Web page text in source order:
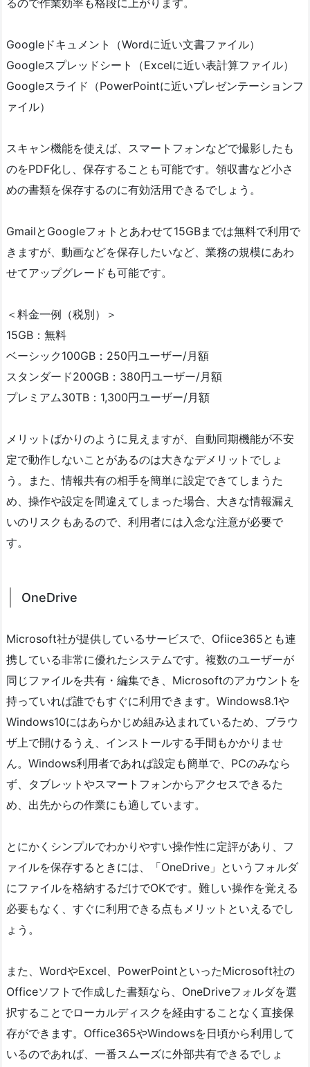
るので作業効率も格段に上がります。
Googleドキュメント（Wordに近い文書ファイル）
Googleスプレッドシート（Excelに近い表計算ファイル）
Googleスライド（PowerPointに近いプレゼンテーションフ
ァイル）
スキャン機能を使えば、スマートフォンなどで撮影したも
のをPDF化し、保存することも可能です。領収書など小さ
めの書類を保存するのに有効活用できるでしょう。
GmailとGoogleフォトとあわせて15GBまでは無料で利用で
きますが、動画などを保存したいなど、業務の規模にあわ
せてアップグレードも可能です。
＜料金一例（税別）＞
15GB：無料
ベーシック100GB：250円ユーザー/月額
スタンダード200GB：380円ユーザー/月額
プレミアム30TB：1,300円ユーザー/月額
メリットばかりのように見えますが、自動同期機能が不安
定で動作しないことがあるのは大きなデメリットでしょ
う。また、情報共有の相手を簡単に設定できてしまうた
め、操作や設定を間違えてしまった場合、大きな情報漏え
いのリスクもあるので、利用者には入念な注意が必要で
す。
OneDrive
Microsoft社が提供しているサービスで、Ofiice365とも連
携している非常に優れたシステムです。複数のユーザーが
同じファイルを共有・編集でき、Microsoftのアカウントを
持っていれば誰でもすぐに利用できます。Windows8.1や
Windows10にはあらかじめ組み込まれているため、ブラウ
ザ上で開けるうえ、インストールする手間もかかりませ
ん。Windows利用者であれば設定も簡単で、PCのみなら
ず、タブレットやスマートフォンからアクセスできるた
め、出先からの作業にも適しています。
とにかくシンプルでわかりやすい操作性に定評があり、フ
ァイルを保存するときには、「OneDrive」というフォルダ
にファイルを格納するだけでOKです。難しい操作を覚える
必要もなく、すぐに利用できる点もメリットといえるでし
ょう。
また、WordやExcel、PowerPointといったMicrosoft社の
Officeソフトで作成した書類なら、OneDriveフォルダを選
択することでローカルディスクを経由することなく直接保
存ができます。Office365やWindowsを日頃から利用して
いるのであれば、一番スムーズに外部共有できるでしょ